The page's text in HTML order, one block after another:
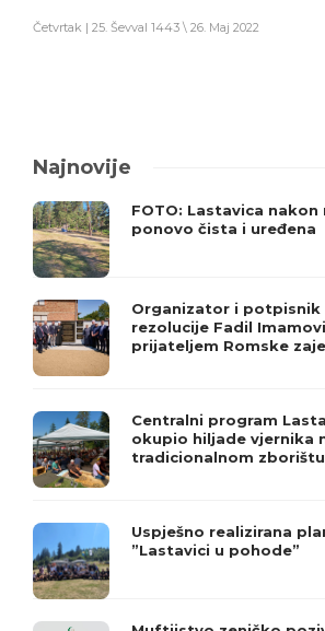
Četvrtak | 25. Ševval 1443 \ 26. Maj 2022
Najnovije
FOTO: Lastavica
ponovo čista i uređena
Organizator i potpisnik
rezolucije Fadil
prijateljem Romske
Centralni program
okupio hiljade vjernika
tradicionalnom zborištu
Uspješno realizirana
”Lastavici u pohode”